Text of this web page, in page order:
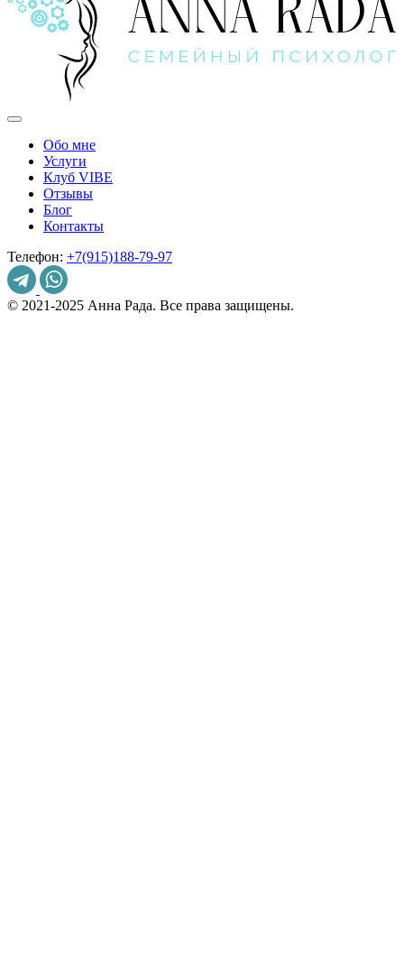
Обо мне
Услуги
Клуб VIBE
Отзывы
Блог
Контакты
Телефон: +7(915)188-79-97
© 2021-2025 Анна Рада. Все права защищены.